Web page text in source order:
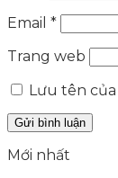
Email *
Trang web
Lưu tên
Mới nhất